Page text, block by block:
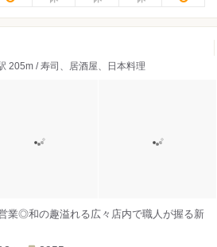
205m / 寿司、居酒屋、日本料理
業◎和の趣溢れる広々店内で職人が握る新